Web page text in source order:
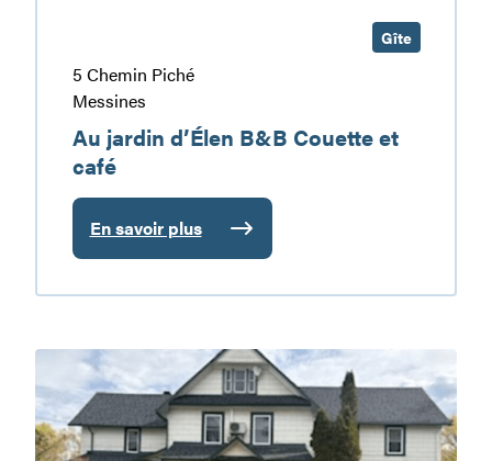
Gîte
5 Chemin Piché
Messines
Au jardin d’Élen B&B Couette et
café
En savoir plus
:
Au
jardin
B&B
Couette
et
café
Auberge
d’la
Rive